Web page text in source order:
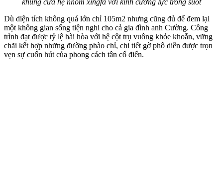
khung cửa hệ nhôm xingfa với kính cường lực trong suốt
Dù diện tích không quá lớn chỉ 105m2 nhưng cũng đủ để đem lại
một không gian sống tiện nghi cho cả gia đình anh Cường. Công
trình đạt được tỷ lệ hài hòa với hệ cột trụ vuông khỏe khoắn, vững
chãi kết hợp những đường phào chỉ, chi tiết gờ phô diễn được trọn
vẹn sự cuốn hút của phong cách tân cổ điển.